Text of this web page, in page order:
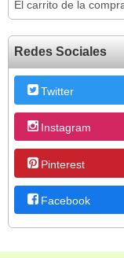
El carrito de la
Redes Sociales
Twitter
Instagram
Pinterest
Facebook